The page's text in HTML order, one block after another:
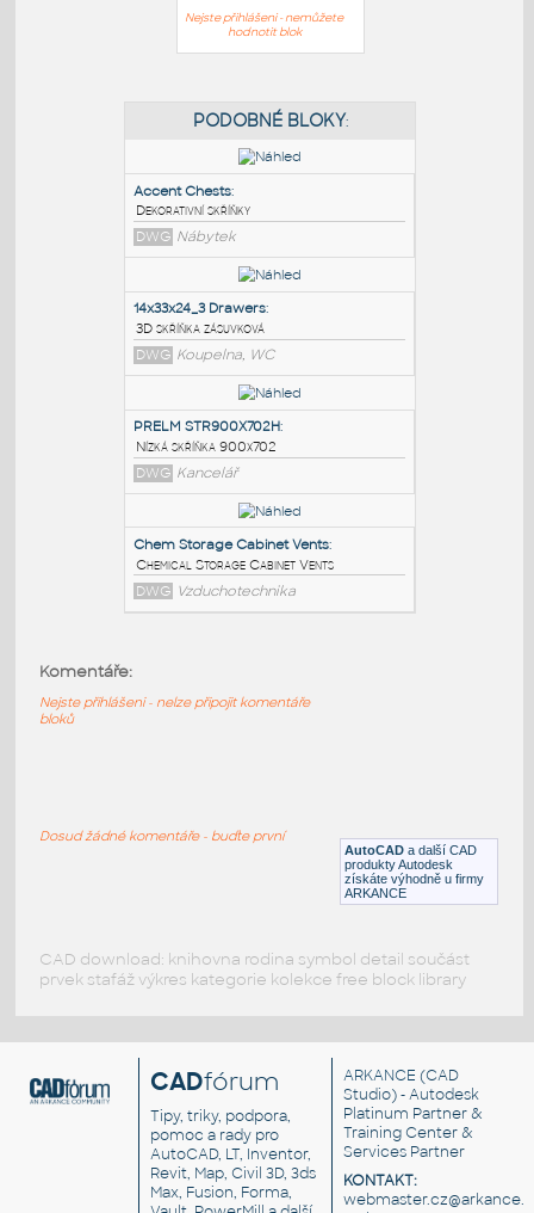
Nejste přihlášeni - nemůžete
hodnotit blok
PODOBNÉ BLOKY
Accent Chests:
Dekorativní skříňky
DWG Nábytek
14x33x24_3 Drawers:
3D skříňka zásuvková
DWG Koupelna, WC
Chemical Storage Cabinet Vents
VzduchotechnikaAutoCAD a další CAD
produkty Autodesk
získáte výhodně u firmy
ARKANCE
Komentáře:
Nejste přihlášeni - nelze připojit komentáře
bloků
Dosud žádné komentáře - buďte první
CAD download: knihovna rodina symbol detail součást
prvek stafáž výkres kategorie kolekce free block library
CADfórum
Tipy, triky, podpora,
pomoc a rady pro
AutoCAD, LT, Inventor,
Revit, Map, Civil 3D, 3ds
Max, Fusion, Forma,
ARKANCE (CAD
Studio) - Autodesk
Platinum Partner &
Training Center &
Services Partner
KONTAKT: